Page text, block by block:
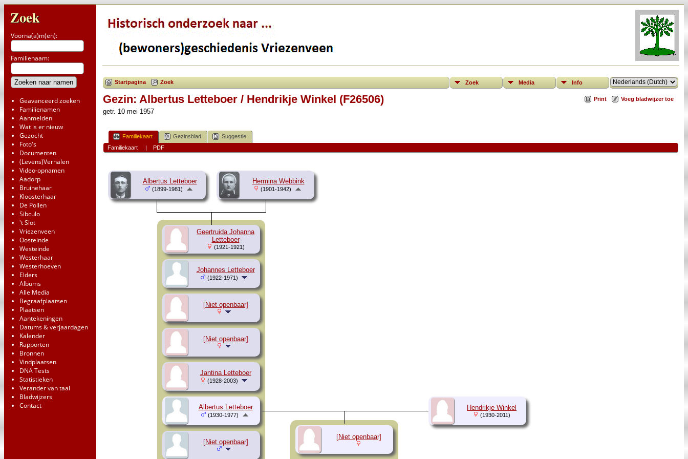
Zoek
Voorna(a)m(en):
Familienaam:
Geavanceerd zoeken
Familienamen
Aanmelden
Wat is er nieuw
Gezocht
Foto's
Documenten
(Levens)Verhalen
Video-opnamen
Aadorp
Bruinehaar
Kloosterhaar
De Pollen
Sibculo
't Slot
Vriezenveen
Oosteinde
Westeinde
Westerhaar
Westerhoeven
Elders
Albums
Alle Media
Begraafplaatsen
Plaatsen
Aantekeningen
Datums & verjaardagen
Kalender
Rapporten
Bronnen
Vindplaatsen
DNA Tests
Statistieken
Verander van taal
Bladwijzers
Contact
Startpagina Zoek Zoek Media Info
Print Voeg bladwijzer toe
Gezin: Albertus Letteboer / Hendrikje Winkel (F26506)
getr. 10 mei 1957
Familiekaart Gezinsblad
Suggestie
Familiekaart
| PDF
Albertus Letteboer
(1899-1981)
Hermina Webbink
(1901-1942)
Geertruida Johanna
Letteboer
(1921-1921)
Johannes Letteboer
(1922-1971)
[Niet openbaar]
[Niet openbaar]
Jantina Letteboer
(1928-2003)
[Niet openbaar]
Albertus Letteboer
(1930-1977)
Hendrikje Winkel
(1930-2011)
[Niet openbaar]